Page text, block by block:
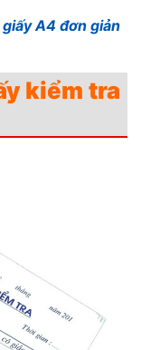
A4 đơn giản
kiểm tra